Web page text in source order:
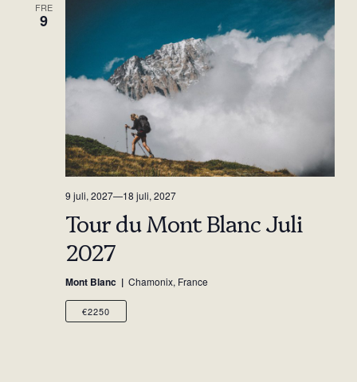
FRE
9
Tour du Mont Blanc Juli
2027
9 juli, 2027—18 juli, 2027
Mont Blanc Chamonix, France
€2250